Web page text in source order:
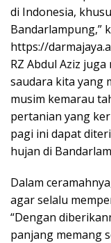
di Indonesia,
Bandarlampung,”
https://
RZ Abdul Aziz
saudara kita yang
musim kemarau
pertanian yang
pagi ini dapat
hujan di
Dalam
agar selalu
“Dengan
panjang memang